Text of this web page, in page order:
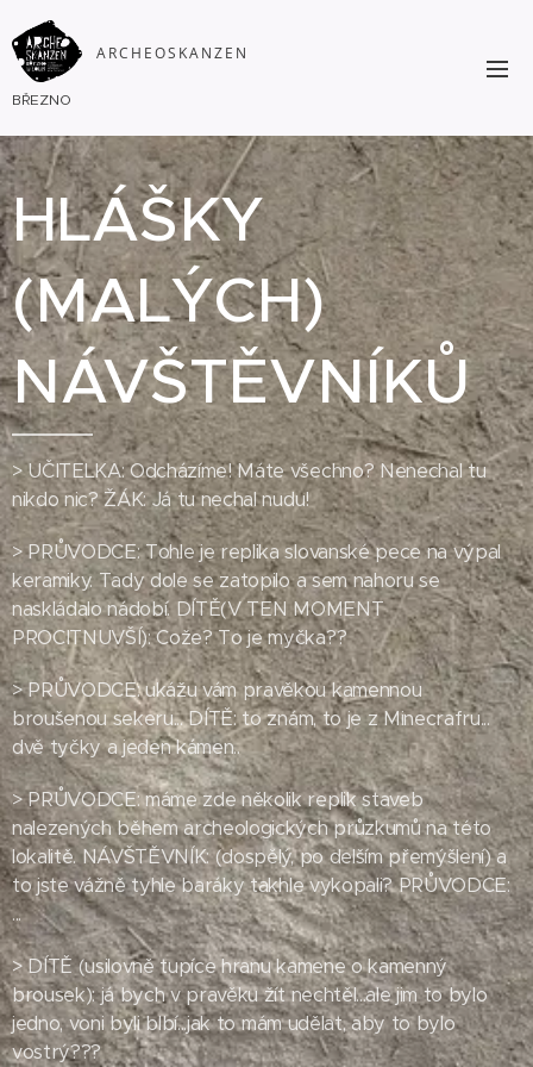
ARCHEOSKANZEN
BŘEZNO
HLÁŠKY
(MALÝCH)
NÁVŠTĚVNÍKŮ
> UČITELKA: Odcházíme! Máte všechno? Nenechal tu
nikdo nic? ŽÁK: Já tu nechal nudu!
> PRŮVODCE: Tohle je replika slovanské pece na výpal
keramiky. Tady dole se zatopilo a sem nahoru se
naskládalo nádobí. DÍTĚ(V TEN MOMENT
PROCITNUVŠÍ): Cože? To je myčka??
> PRŮVODCE: ukážu vám pravěkou kamennou
broušenou sekeru... DÍTĚ: to znám, to je z Minecrafru...
dvě tyčky a jeden kámen..
> PRŮVODCE: máme zde několik replik staveb
nalezených během archeologických průzkumů na této
lokalitě. NÁVŠTĚVNÍK: (dospělý, po delším přemýšlení) a
to jste vážně tyhle baráky takhle vykopali? PRŮVODCE:
...
> DÍTĚ (usilovně tupíce hranu kamene o kamenný
brousek): já bych v pravěku žít nechtěl...ale jim to bylo
jedno, voni byli blbí...jak to mám udělat, aby to bylo
vostrý???